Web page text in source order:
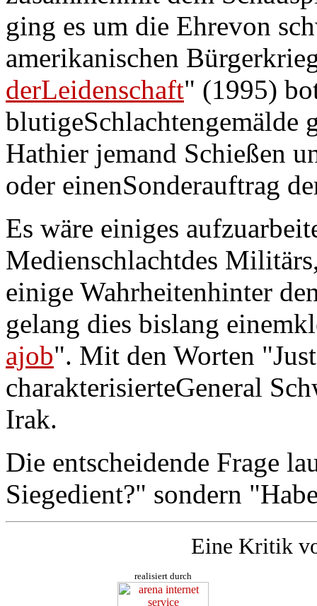
ging es um die Ehrevon
amerikanischen
derLeidenschaft" (1995)
blutigeSchlachtengemälde
Hathier jemand Schießen
oder einenSonderauftrag
Es wäre einiges
Medienschlachtdes
einige Wahrheitenhinter
gelang dies bislang
ajob". Mit den Worten
charakterisierteGeneral
Irak.
Die entscheidende Frage
Siegedient?" sondern
Eine Kritik
realisiert durch